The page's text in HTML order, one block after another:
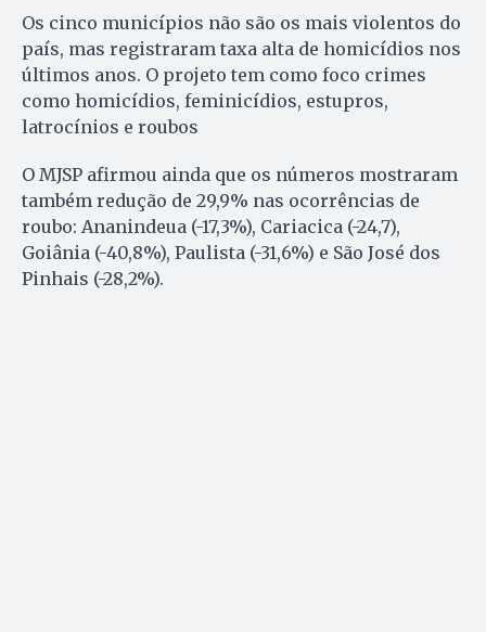
Os cinco municípios não são os mais violentos do
país, mas registraram taxa alta de homicídios nos
últimos anos. O projeto tem como foco crimes
como homicídios, feminicídios, estupros,
latrocínios e roubos
O MJSP afirmou ainda que os números mostraram
também redução de 29,9% nas ocorrências de
roubo: Ananindeua (-17,3%), Cariacica (-24,7),
Goiânia (-40,8%), Paulista (-31,6%) e São José dos
Pinhais (-28,2%).